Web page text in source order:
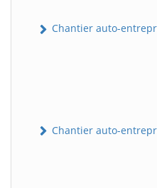
Chantier auto-
Chantier auto-